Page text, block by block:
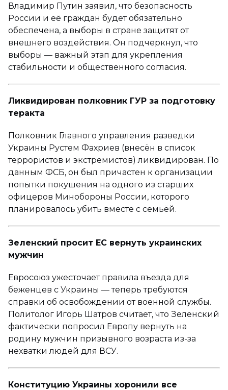
Владимир Путин заявил, что безопасность
России и её граждан будет обязательно
обеспечена, а выборы в стране защитят от
внешнего воздействия. Он подчеркнул, что
выборы — важный этап для укрепления
стабильности и общественного согласия.
Ликвидирован полковник ГУР за подготовку
теракта
Полковник Главного управления разведки
Украины Рустем Фахриев (внесён в список
террористов и экстремистов) ликвидирован. По
данным ФСБ, он был причастен к организации
попытки покушения на одного из старших
офицеров Минобороны России, которого
планировалось убить вместе с семьёй.
Зеленский просит ЕС вернуть украинских
мужчин
Евросоюз ужесточает правила въезда для
беженцев с Украины — теперь требуются
справки об освобождении от военной службы.
Политолог Игорь Шатров считает, что Зеленский
фактически попросил Европу вернуть на
родину мужчин призывного возраста из-за
нехватки людей для ВСУ.
Конституцию Украины хоронили все